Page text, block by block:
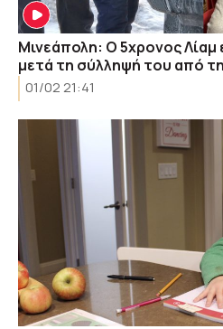
Μινεάπολη: Ο 5χρονος Λίαμ
μετά τη σύλληψή του από
01/02 21:41